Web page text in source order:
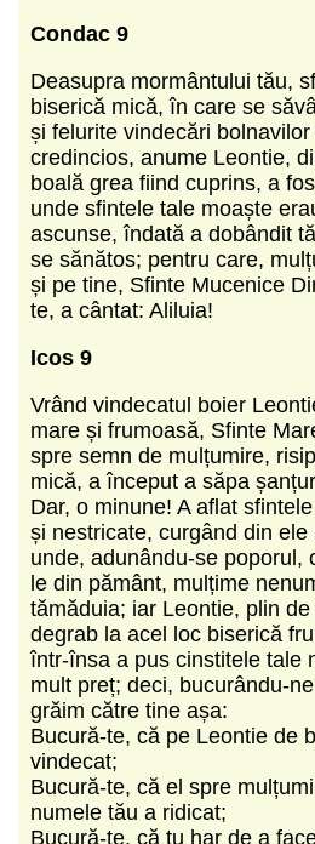
Condac 9
Deasupra mormântului tău,
biserică mică, în care se
și felurite vindecări
credincios, anume Leontie,
boală grea fiind cuprins, a
unde sfintele tale moaște
ascunse, îndată a dobândit
se sănătos; pentru care,
și pe tine, Sfinte Mucenice
te, a cântat: Aliluia!
Icos 9
Vrând vindecatul boier
mare și frumoasă, Sfinte
spre semn de mulțumire,
mică, a început a săpa
Dar, o minune! A aflat
și nestricate, curgând din ele
unde, adunându-se poporul,
le din pământ, mulțime
tămăduia; iar Leontie, plin
degrab la acel loc biserică
într-însa a pus cinstitele tale
mult preț; deci, bucurându-
grăim către tine așa:
Bucură-te, că pe Leontie de
vindecat;
Bucură-te, că el spre
numele tău a ridicat;
Bucură-te, că tu har de a